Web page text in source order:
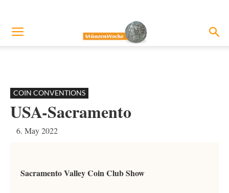
COIN CONVENTIONS
USA-Sacramento
6. May 2022
Sacramento Valley Coin Club Show